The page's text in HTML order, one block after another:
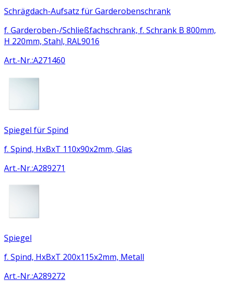
Schrägdach-Aufsatz für Garderobenschrank
f. Garderoben-/Schließfachschrank, f. Schrank B 800mm,
H 220mm, Stahl, RAL9016
Art.-Nr.:A271460
Spiegel für Spind
f. Spind, HxBxT 110x90x2mm, Glas
Art.-Nr.:A289271
Spiegel
f. Spind, HxBxT 200x115x2mm, Metall
Art.-Nr.:A289272